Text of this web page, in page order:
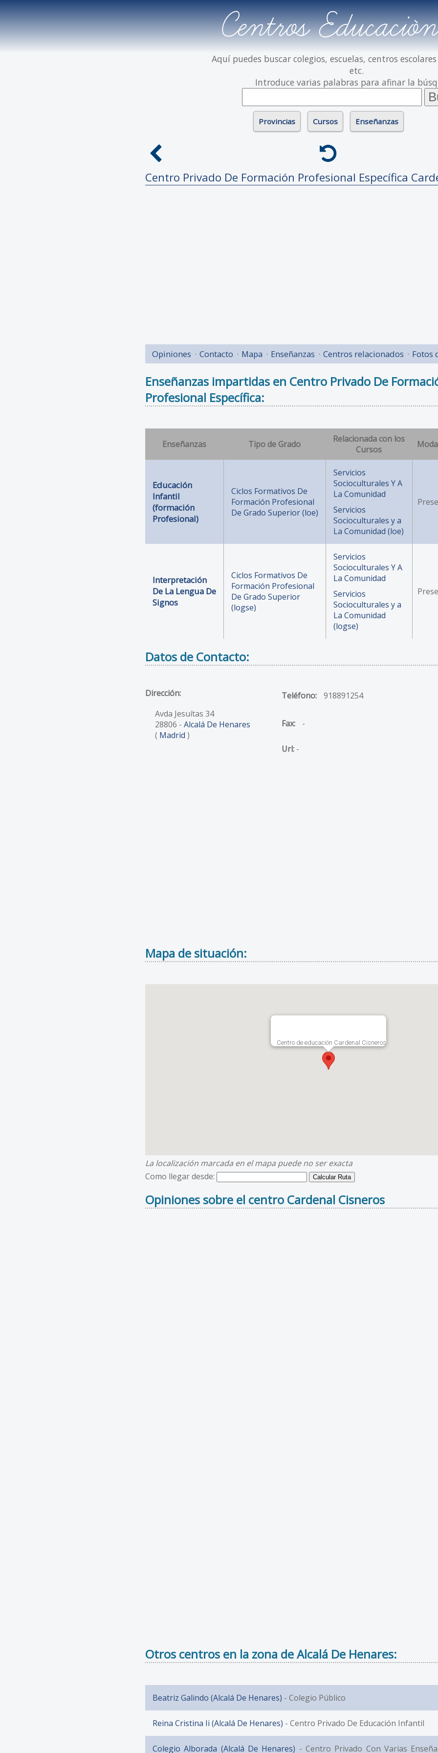
Centros Educación
Aquí puedes buscar colegios, escuelas, centros
etc.
Introduce varias palabras para afinar la
Provincias Cursos Enseñanzas
Centro Privado De Formación Profesional Específica
Opiniones Contacto Mapa Enseñanzas Centros relacionados Fotos
Enseñanzas impartidas en Centro Privado De
Profesional Específica:
Enseñanzas Tipo de Grado
Relacionada con los
Cursos
Educación
Infantil
(formación
Profesional)
Ciclos Formativos De
Formación Profesional
De Grado Superior (loe)
Servicios
Socioculturales Y A
La Comunidad
Servicios
Socioculturales y a
La Comunidad (loe)
Interpretación
De La Lengua De
Signos
Ciclos Formativos De
Formación Profesional
De Grado Superior
(logse)
Servicios
Socioculturales Y A
La Comunidad
Servicios
Socioculturales y a
La Comunidad
(logse)
Datos de Contacto:
Dirección:
Avda Jesuítas 34
28806 - Alcalá De Henares
( Madrid )
Teléfono: 918891254
Fax: -
Url: -
Mapa de situación:
Centro de educación Cardenal Cisneros
La localización marcada en el mapa puede no ser exacta
Como llegar desde:
Opiniones sobre el centro Cardenal Cisneros
Otros centros en la zona de Alcalá De Henares:
Beatriz Galindo (Alcalá De Henares) - Colegio Público
Reina Cristina Ii (Alcalá De Henares) - Centro Privado De Educación Infantil
Colegio Alborada (Alcalá De Henares) - Centro Privado Con Varias